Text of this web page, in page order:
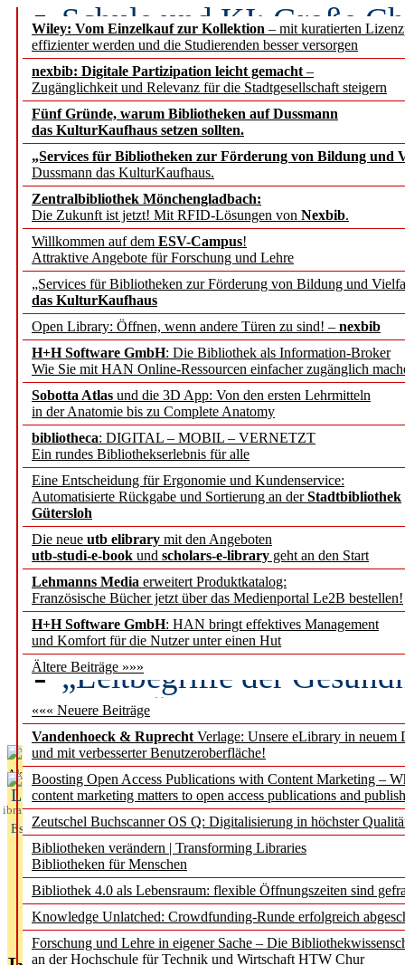
Wiley: Vom Einzelkauf zur Kollektion – mit kuratierten
effizienter werden und die Studierenden besser versorgen
nexbib: Digitale Partizipation leicht gemacht –
Zugänglichkeit und Relevanz für die Stadtgesellschaft steigern
Fünf Gründe, warum Bibliotheken auf Dussmann
das KulturKaufhaus setzen sollten.
„Services für Bibliotheken zur Förderung von Bildung und
Dussmann das KulturKaufhaus.
Zentralbibliothek Mönchengladbach:
Die Zukunft ist jetzt! Mit RFID-Lösungen von Nexbib.
Willkommen auf dem ESV-Campus!
Attraktive Angebote für Forschung und Lehre
„Services für Bibliotheken zur Förderung von Bildung und
das KulturKaufhaus
Open Library: Öffnen, wenn andere Türen zu sind! – nexbib
H+H Software GmbH: Die Bibliothek als Information-Broker
Wie Sie mit HAN Online-Ressourcen einfacher zugänglich
Sobotta Atlas und die 3D App: Von den ersten Lehrmitteln
in der Anatomie bis zu Complete Anatomy
bibliotheca: DIGITAL – MOBIL – VERNETZT
Ein rundes Bibliothekserlebnis für alle
Eine Entscheidung für Ergonomie und Kundenservice:
Automatisierte Rückgabe und Sortierung an derStadtbibliothek
Gütersloh
Die neue utb elibrary mit den Angeboten
utb-studi-e-book und scholars-e-library geht an den Start
Lehmanns Media erweitert Produktkatalog:
Französische Bücher jetzt über das Medienportal Le2B bestellen!
H+H Software GmbH: HAN bringt effektives Management
und Komfort für die Nutzer unter einen Hut
Ältere Beiträge »»»
««« Neuere Beiträge
Vandenhoeck & Ruprecht Verlage: Unsere eLibrary in neuem
und mit verbesserter Benutzeroberfläche!
Boosting Open Access Publications with Content Marketing –
content marketing matters to open access publications and
Zeutschel Buchscanner OS Q: Digitalisierung in höchster
Bibliotheken verändern | Transforming Libraries
Bibliotheken für Menschen
Bibliothek 4.0 als Lebensraum: flexible Öffnungszeiten sind
Knowledge Unlatched: Crowdfunding-Runde erfolgreich
Forschung und Lehre in eigener Sache – Die
an der Hochschule für Technik und Wirtschaft HTW Chur
Schule und KI: Große
Voraussetzungen
Erfolgreiches erstes
Segment Research –
angepasst
konstruktiv!
Mohr Siebeck
und die Zeitschrift für
Francke Attempto
EBSCO Information
Recherchefunktionen in
Sorbisches Institut neu
Geschichte und
Künstliche Intelligenz
besser zu verstehen
„Leitbegriffe der
des BIÖG erscheinen
Aktuelles aus
L
ibrary
Essentials